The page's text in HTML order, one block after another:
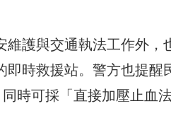
維護與交通執法工作外
時救援站。警方也提醒
時可採「直接加壓止血